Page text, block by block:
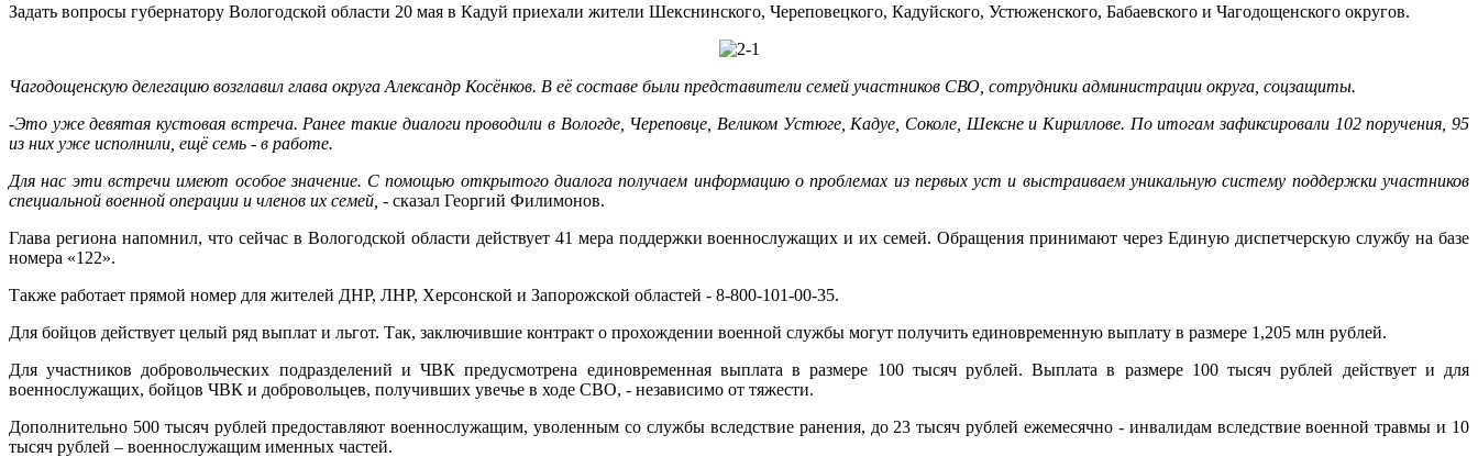
Задать вопросы губернатору Вологодской области 20 мая в Кадуй приехали жители Шекснинского, Череповецкого, Кадуйского, Устюженского, Бабаевского и Чагодощенского округов.
Чагодощенскую делегацию возглавил глава округа Александр Косёнков. В её составе были представители семей участников СВО, сотрудники администрации округа, соцзащиты.
-Это уже девятая кустовая встреча. Ранее такие диалоги проводили в Вологде, Череповце, Великом Устюге, Кадуе, Соколе, Шексне и Кириллове. По итогам зафиксировали 102 поручения, 95
из них уже исполнили, ещё семь - в работе.
Для нас эти встречи имеют особое значение. С помощью открытого диалога получаем информацию о проблемах из первых уст и выстраиваем уникальную систему поддержки участников
специальной военной операции и членов их семей, - сказал Георгий Филимонов.
Глава региона напомнил, что сейчас в Вологодской области действует 41 мера поддержки военнослужащих и их семей. Обращения принимают через Единую диспетчерскую службу на базе
номера «122».
Также работает прямой номер для жителей ДНР, ЛНР, Херсонской и Запорожской областей - 8-800-101-00-35.
Для бойцов действует целый ряд выплат и льгот. Так, заключившие контракт о прохождении военной службы могут получить единовременную выплату в размере 1,205 млн рублей.
Для участников добровольческих подразделений и ЧВК предусмотрена единовременная выплата в размере 100 тысяч рублей. Выплата в размере 100 тысяч рублей действует и для
военнослужащих, бойцов ЧВК и добровольцев, получивших увечье в ходе СВО, - независимо от тяжести.
Дополнительно 500 тысяч рублей предоставляют военнослужащим, уволенным со службы вследствие ранения, до 23 тысяч рублей ежемесячно - инвалидам вследствие военной травмы и 10
тысяч рублей – военнослужащим именных частей.